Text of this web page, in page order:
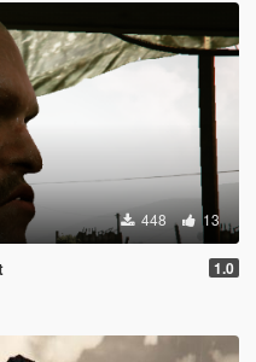
448 13
1.0